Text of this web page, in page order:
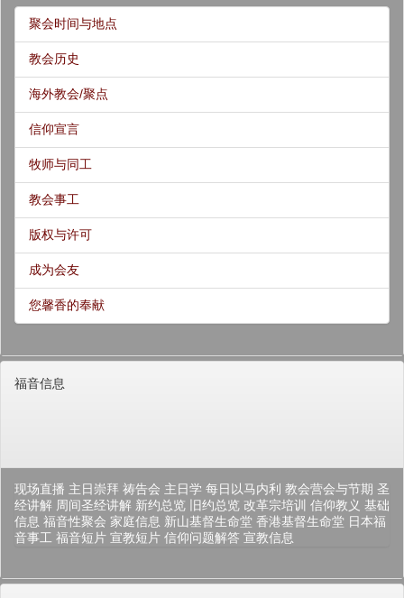
聚会时间与地点
教会历史
海外教会/聚点
信仰宣言
牧师与同工
教会事工
版权与许可
成为会友
您馨香的奉献
福音信息
现场直播 主日崇拜 祷告会 主日学 每日以马内利 教会营会与节期 圣
经讲解 周间圣经讲解 新约总览 旧约总览 改革宗培训 信仰教义 基础
信息 福音性聚会 家庭信息 新山基督生命堂 香港基督生命堂 日本福
音事工 福音短片 宣教短片 信仰问题解答 宣教信息